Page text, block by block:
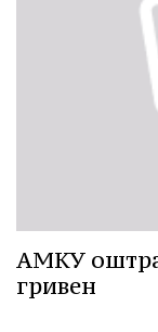
АМКУ
гривен